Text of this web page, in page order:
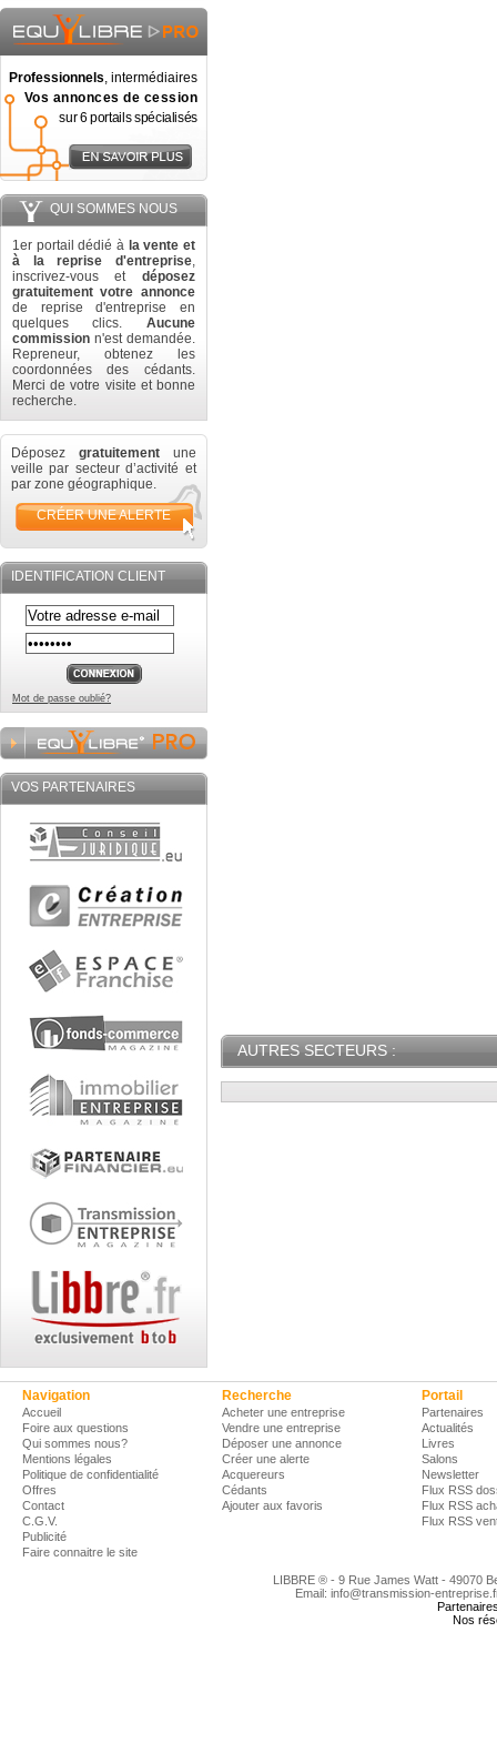
Professionnels, intermédiaires
Vos annonces de cession
sur 6 portails spécialisés
QUI SOMMES NOUS
1er portail dédié à la vente et
à la reprise d'entreprise,
inscrivez-vous et déposez
gratuitement votre annonce
de reprise d'entreprise en
quelques clics. Aucune
commission n'est demandée.
Repreneur, obtenez les
coordonnées des cédants.
Merci de votre visite et bonne
recherche.
Déposez gratuitement une
veille par secteur d’activité et
par zone géographique.
CRÉER UNE ALERTE
IDENTIFICATION CLIENT
Mot de passe oublié?
VOS PARTENAIRES
AUTRES SECTEURS :
Navigation
Accueil
Foire aux questions
Qui sommes nous?
Mentions légales
Politique de confidentialité
Offres
Contact
C.G.V.
Publicité
Faire connaitre le site
Recherche
Acheter une entreprise
Vendre une entreprise
Déposer une annonce
Créer une alerte
Acquereurs
Cédants
Ajouter aux favoris
Portail
Partenaires
Actualités
Livres
Salons
Newsletter
Flux RSS
Flux RSS
Flux RSS
LIBBRE ® - 9 Rue James Watt - 49070
Email: info@transmission-
Nos